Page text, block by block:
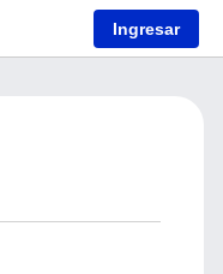
Ingresar